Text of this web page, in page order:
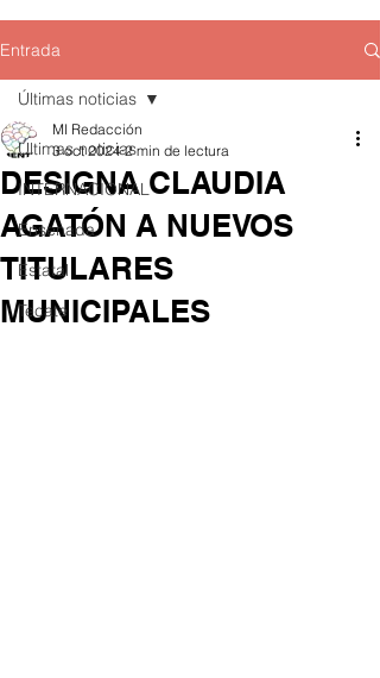
Entrada
Últimas noticias
INTERNACIONAL
Ensenada
Estatal
Tecate
Últimas noticias
DESIGNA CLAUDIA
AGATÓN A NUEVOS
TITULARES
MUNICIPALES
MI Redacción
3 oct 2024 2 min de lectura